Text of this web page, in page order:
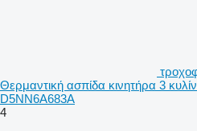
Θερμαντική ασπίδα κινητήρα 3
D5NN6A683A
4